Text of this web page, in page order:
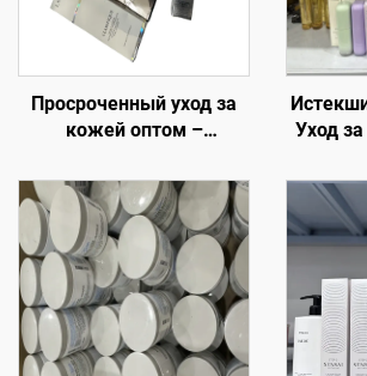
Просроченный уход за
кожей оптом –
кожей по сниженным
ценам для электронной
коммерции и спа-
салонов
Уход
и